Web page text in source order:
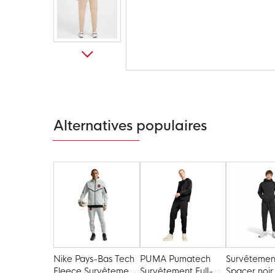
Galerie
d’images
Alternatives populaires
Nike Pays-Bas Tech PUMA Pumatech